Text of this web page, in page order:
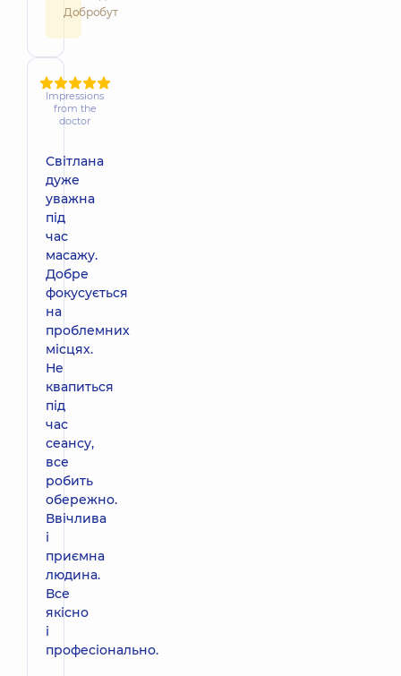
Добробут
Impressions
from the
doctor
Світлана
дуже
уважна
під
час
масажу.
Добре
фокусується
на
проблемних
місцях.
Не
квапиться
під
час
сеансу,
все
робить
обережно.
Ввічлива
і
приємна
людина.
Все
якісно
і
професіонально.